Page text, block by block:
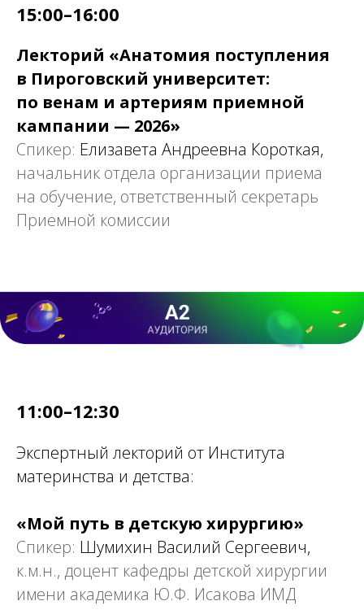
15:00–16:00
Лекторий «Анатомия поступления
в Пироговский университет:
по венам и артериям приемной
кампании — 2026»
Спикер: Елизавета Андреевна Короткая,
начальник отдела организации приема
на обучение, ответственный секретарь
Приемной комиссии
11:00–12:30
Экспертный лекторий от Института
материнства и детства:
«Мой путь в детскую хирургию»
Спикер: Шумихин Василий Сергеевич,
к.м.н., доцент кафедры детской хирургии
имени академика Ю.Ф. Исакова ИМД